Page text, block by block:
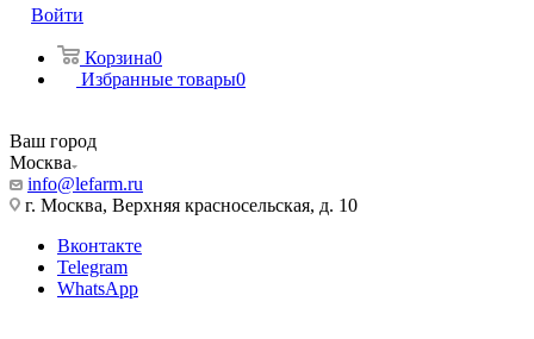
Войти
Корзина0
Избранные товары0
Ваш город
Москва
info@lefarm.ru
г. Москва, Верхняя красносельская, д. 10
Вконтакте
Telegram
WhatsApp